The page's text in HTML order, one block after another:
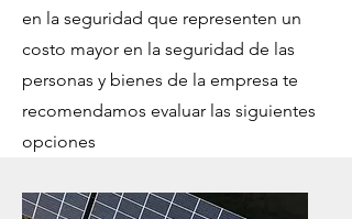
en la seguridad que representen un
costo mayor en la seguridad de las
personas y bienes de la empresa te
recomendamos evaluar las siguientes
opciones